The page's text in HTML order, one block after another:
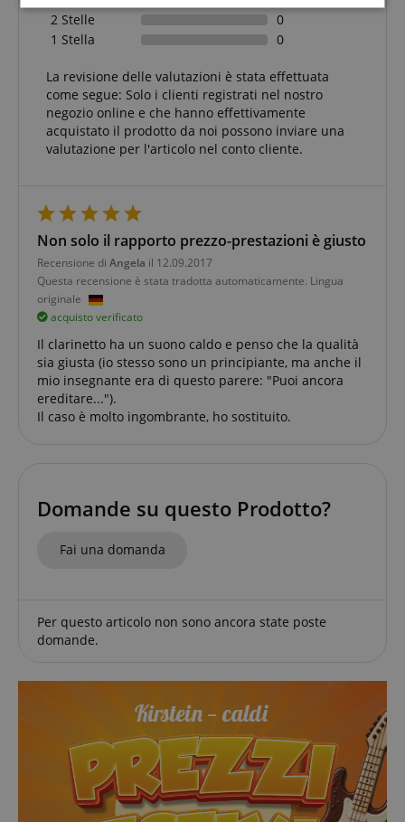
2 Stelle
0
1 Stella
0
La revisione delle valutazioni è stata effettuata
come segue: Solo i clienti registrati nel nostro
negozio online e che hanno effettivamente
acquistato il prodotto da noi possono inviare una
valutazione per l'articolo nel conto cliente.
Non solo il rapporto prezzo-prestazioni è giusto
Recensione di Angela il 12.09.2017
Questa recensione è stata tradotta automaticamente. Lingua
originale
acquisto verificato
Il clarinetto ha un suono caldo e penso che la qualità
sia giusta (io stesso sono un principiante, ma anche il
mio insegnante era di questo parere: "Puoi ancora
ereditare...").
Il caso è molto ingombrante, ho sostituito.
Domande su questo Prodotto?
Fai una domanda
Per questo articolo non sono ancora state poste
domande.
Strettamente
necessario
Prestazione
Targeting Funzionalità
Non
classificati
Strettamente necessario
Prestazione
Targeting
Funzionalità
I cookie strettamente necessari consentono
funzionalità del sito Web principale come l'accesso
degli utenti e la gestione dell'account. Il sito Web
non può essere utilizzato correttamente senza i
cookie strettamente necessari.
Nome
Fornitore / Dominio
CrossDomainCookieScriptConsent_389
script.com